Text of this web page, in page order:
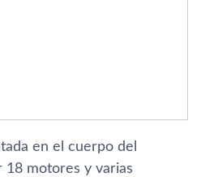
en el cuerpo del
18 motores y varias